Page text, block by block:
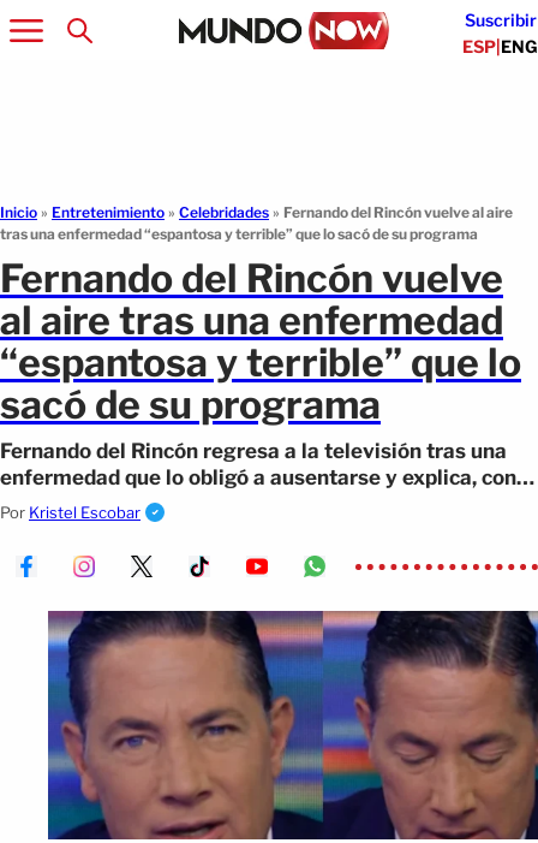
Suscribir
ESP|ENG
Inicio » Entretenimiento » Celebridades » Fernando del Rincón vuelve al aire
tras una enfermedad “espantosa y terrible” que lo sacó de su programa
Fernando del Rincón vuelve
al aire tras una enfermedad
“espantosa y terrible” que lo
sacó de su programa
Fernando del Rincón regresa a la televisión tras una
enfermedad que lo obligó a ausentarse y explica, con
emoción y frustración!
Por Kristel Escobar